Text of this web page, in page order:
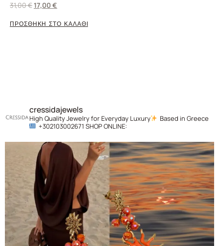
31,00€ 17,00€
ΠΡΟΣΘΗΚΗ ΣΤΟ ΚΑΛΑΘΙ
cressidajewels
High Quality Jewelry for Everyday Luxury
Based in Greece
+302103002671 SHOP ONLINE: